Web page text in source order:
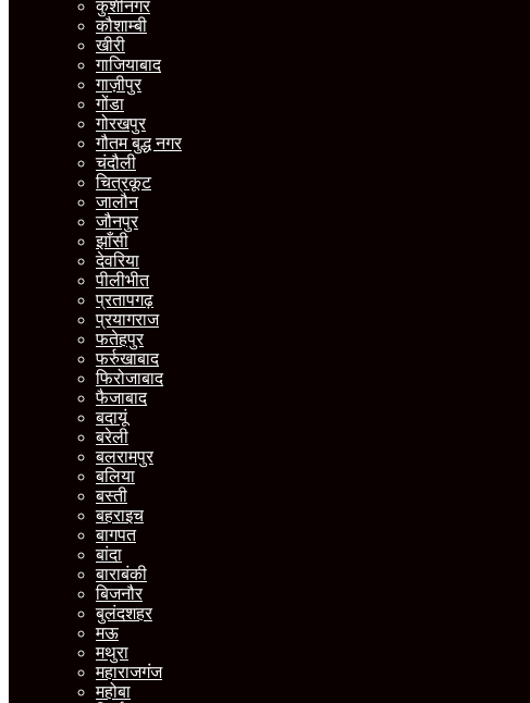
कुशीनगर
कौशाम्बी
खीरी
गाजियाबाद
गाज़ीपुर
गोंडा
गोरखपुर
गौतम बुद्ध नगर
चंदौली
चित्रकूट
जालौन
जौनपुर
झाँसी
देवरिया
पीलीभीत
प्रतापगढ़
प्रयागराज
फतेहपुर
फर्रुखाबाद
फिरोजाबाद
फैजाबाद
बदायूं
बरेली
बलरामपुर
बलिया
बस्ती
बहराइच
बागपत
बांदा
बाराबंकी
बिजनौर
बुलंदशहर
मऊ
मथुरा
महाराजगंज
महोबा